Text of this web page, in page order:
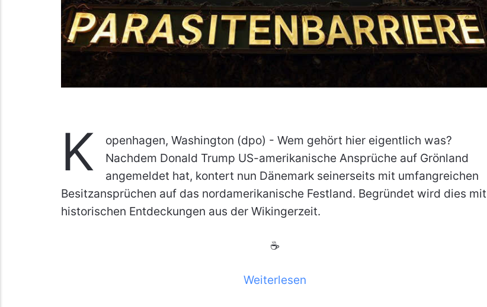
K
openhagen, Washington (dpo) - Wem gehört hier eigentlich was?
Nachdem Donald Trump US-amerikanische Ansprüche auf Grönland
angemeldet hat, kontert nun Dänemark seinerseits mit umfangreichen
Besitzansprüchen auf das nordamerikanische Festland. Begründet wird dies mit
historischen Entdeckungen aus der Wikingerzeit.
☕
Weiterlesen